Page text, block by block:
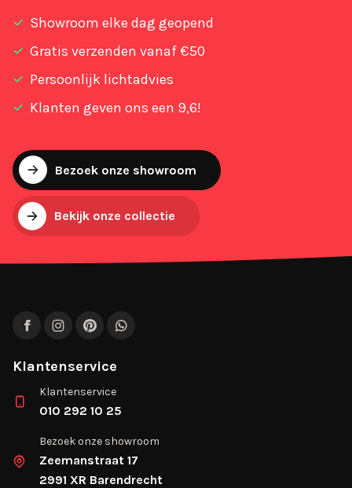
Showroom elke dag geopend
Gratis verzenden vanaf €50
Persoonlijk lichtadvies
Klanten geven ons een 9,6!
Bezoek onze showroom
Bekijk onze collectie
FacebookInstagram
PinterestWhatsApp
Klantenservice
Klantenservice
010 292 10 25
Bezoek onze showroom
Zeemanstraat 17
2991 XR Barendrecht